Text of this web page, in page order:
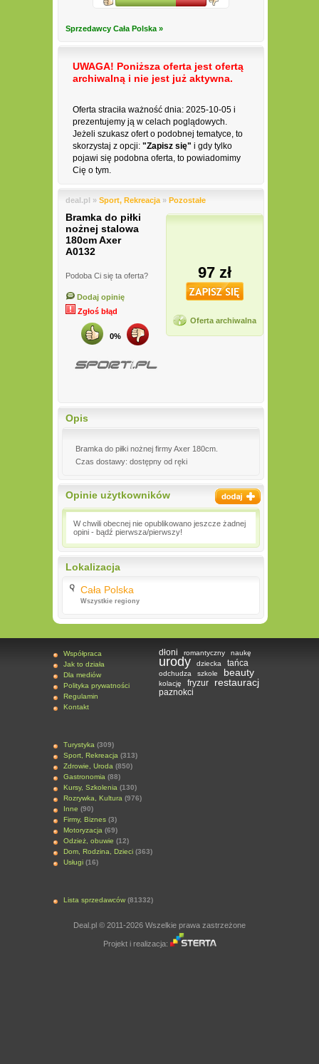
Sprzedawcy Cała Polska »
UWAGA! Poniższa oferta jest ofertą
archiwalną i nie jest już aktywna.
Oferta straciła ważność dnia: 2025-10-05 i
prezentujemy ją w celach poglądowych.
Jeżeli szukasz ofert o podobnej tematyce, to
skorzystaj z opcji: "Zapisz się" i gdy tylko
pojawi się podobna oferta, to powiadomimy
Cię o tym.
deal.pl » Sport, Rekreacja » Pozostałe
Bramka do piłki
nożnej stalowa
180cm Axer
A0132
Podoba Ci się ta oferta?
Dodaj opinię
Zgłoś błąd
0%
97 zł
Oferta archiwalna
Opis
Bramka do piłki nożnej firmy Axer 180cm.
Czas dostawy: dostępny od ręki
Opinie użytkowników
W chwili obecnej nie opublikowano jeszcze żadnej
opini - bądź pierwsza/pierwszy!
Lokalizacja
Cała Polska
Wszystkie regiony
Współpraca
Jak to działa
Dla mediów
Polityka prywatności
Regulamin
Kontakt
Turystyka (309)
Sport, Rekreacja (313)
Zdrowie, Uroda (850)
Gastronomia (88)
Kursy, Szkolenia (130)
Rozrywka, Kultura (976)
Inne (90)
Firmy, Biznes (3)
Motoryzacja (69)
Odzież, obuwie (12)
Dom, Rodzina, Dzieci (363)
Usługi (16)
Lista sprzedawców (81332)
dłoni romantyczny naukę
urody dziecka tańca
odchudza szkole beauty
kolację fryzur restauracj
paznokci
Deal.pl © 2011-2026 Wszelkie prawa zastrzeżone
Projekt i realizacja: